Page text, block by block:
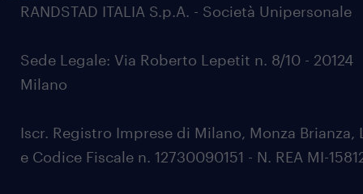
RANDSTAD ITALIA S.p.A. - Società Unipersonale
Sede Legale: Via Roberto Lepetit n. 8/10 - 20124
Milano
Iscr. Registro Imprese di Milano, Monza Brianza,
e Codice Fiscale n. 12730090151 - N. REA MI-